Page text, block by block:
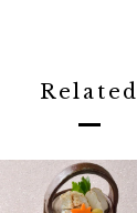
Related